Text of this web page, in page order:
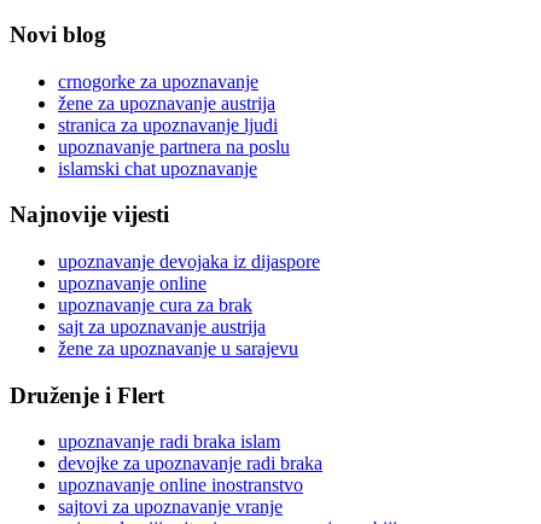
Novi blog
crnogorke za upoznavanje
žene za upoznavanje austrija
stranica za upoznavanje ljudi
upoznavanje partnera na poslu
islamski chat upoznavanje
Najnovije vijesti
upoznavanje devojaka iz dijaspore
upoznavanje online
upoznavanje cura za brak
sajt za upoznavanje austrija
žene za upoznavanje u sarajevu
Druženje i Flert
upoznavanje radi braka islam
devojke za upoznavanje radi braka
upoznavanje online inostranstvo
sajtovi za upoznavanje vranje